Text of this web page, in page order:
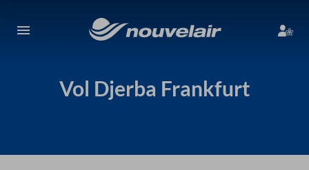
Vol Djerba Frankfurt